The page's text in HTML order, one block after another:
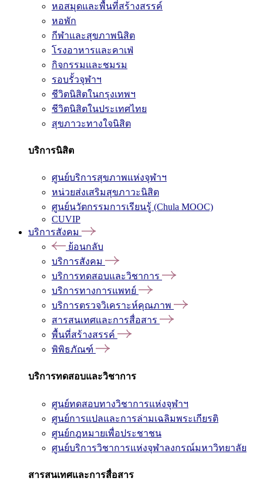
หอสมุดและพื้นที่สร้างสรรค์
หอพัก
กีฬาและสุขภาพนิสิต
โรงอาหารและคาเฟ่
กิจกรรมและชมรม
รอบรั้วจุฬาฯ
ชีวิตนิสิตในกรุงเทพฯ
ชีวิตนิสิตในประเทศไทย
สุขภาวะทางใจนิสิต
บริการนิสิต
ศูนย์บริการสุขภาพแห่งจุฬาฯ
หน่วยส่งเสริมสุขภาวะนิสิต
ศูนย์นวัตกรรมการเรียนรู้ (Chula MOOC)
CUVIP
บริการสังคม
ย้อนกลับ
บริการสังคม
บริการทดสอบและวิชาการ
บริการทางการแพทย์
บริการตรวจวิเคราะห์คุณภาพ
สารสนเทศและการสื่อสาร
พื้นที่สร้างสรรค์
พิพิธภัณฑ์
บริการทดสอบและวิชาการ
ศูนย์ทดสอบทางวิชาการแห่งจุฬาฯ
ศูนย์การแปลและการล่ามเฉลิมพระเกียรติ
ศูนย์กฎหมายเพื่อประชาชน
ศูนย์บริการวิชาการแห่งจุฬาลงกรณ์มหาวิทยาลัย
สารสนเทศและการสื่อสาร